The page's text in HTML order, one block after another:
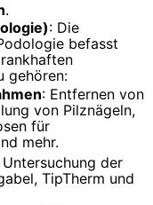
.
: Die
befasst
gehören:
: Entfernen von
von Pilznägeln,
für
mehr.
Untersuchung der
TipTherm und